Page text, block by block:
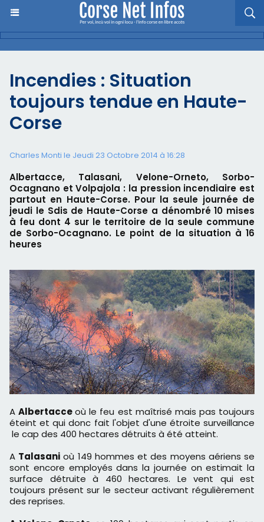
Incendies : Situation
toujours tendue en Haute-
Corse
Charles Monti le Jeudi 23 Octobre 2014 à 16:28
Albertacce, Talasani, Velone-Orneto, Sorbo-
Ocagnano et Volpajola : la pression incendiaire est
partout en Haute-Corse. Pour la seule journée de
jeudi le Sdis de Haute-Corse a dénombré 10 mises
à feu dont 4 sur le territoire de la seule commune
de Sorbo-Ocagnano. Le point de la situation à 16
heures
AAlbertacceoù le feu est maîtrisé mais pas toujours
éteint et qui donc fait l'objet d'une étroite surveillance
le cap des 400 hectares détruits à été atteint.
A Talasani où 149 hommes et des moyens aériens se
sont encore employés dans la journée on estimait la
surface détruite à 460 hectares. Le vent qui est
toujours présent sur le secteur activant régulièrement
des reprises.